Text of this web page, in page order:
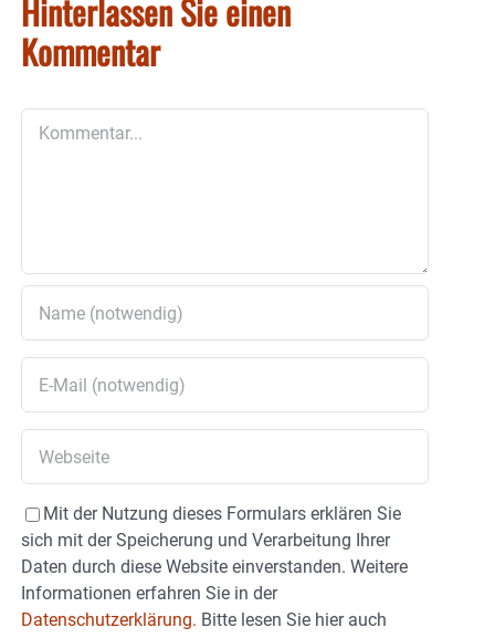
Hinterlassen Sie einen
Kommentar
Mit der Nutzung dieses Formulars erklären Sie
sich mit der Speicherung und Verarbeitung Ihrer
Daten durch diese Website einverstanden. Weitere
Informationen erfahren Sie in der
Datenschutzerklärung. Bitte lesen Sie hier auch